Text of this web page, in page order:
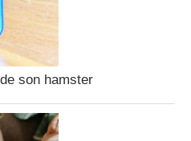
son hamster